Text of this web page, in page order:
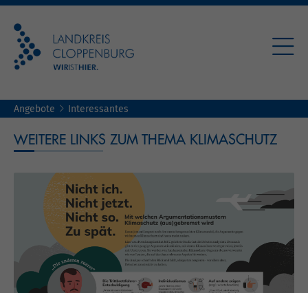
Angebote Interessantes
WEITERE LINKS ZUM THEMA KLIMASCHUTZ